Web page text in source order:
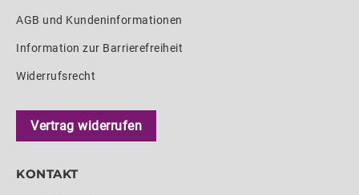
AGB und Kundeninformationen
Information zur Barrierefreiheit
Widerrufsrecht
Vertrag widerrufen
KONTAKT